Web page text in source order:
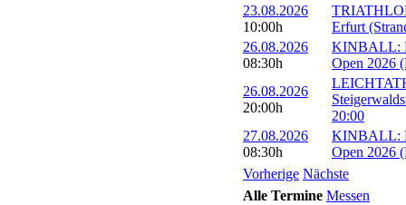
23.08.2026
10:00h
Erfurt
26.08.2026
08:30h
KINBALL:
Open 2026
26.08.2026
20:00h
20:00
27.08.2026
08:30h
KINBALL:
Open 2026
Vorherige Nächste
Alle Termine Messen